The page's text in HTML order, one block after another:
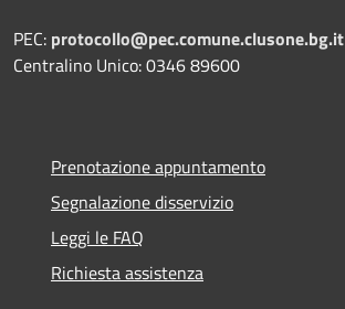
PEC: protocollo@pec.comune.clusone.bg.it
Centralino Unico: 0346 89600
Prenotazione appuntamento
Segnalazione disservizio
Leggi le FAQ
Richiesta assistenza